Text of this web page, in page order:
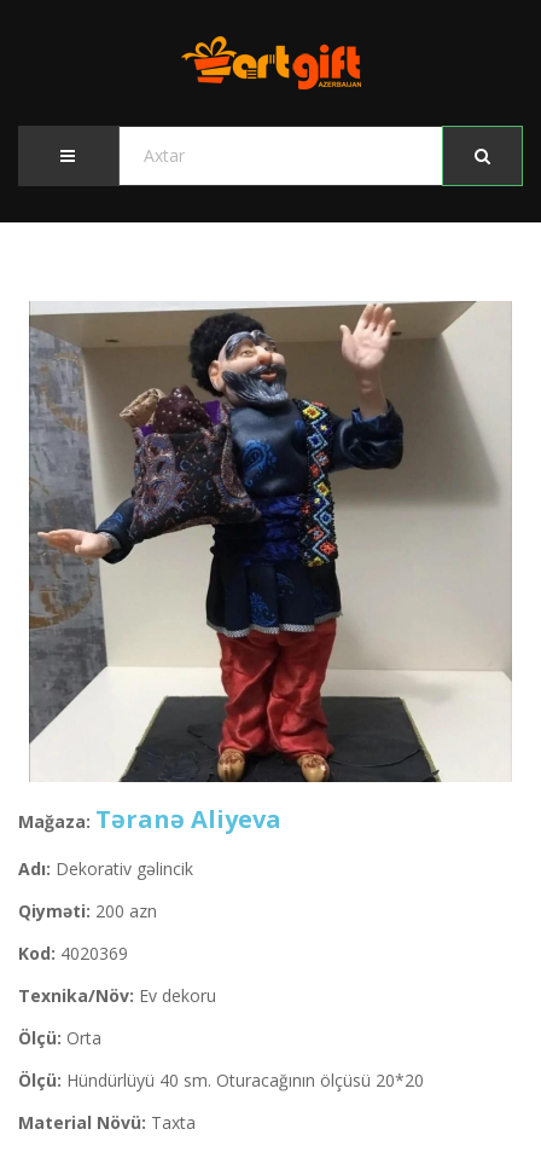
Mağaza: Təranə Aliyeva
Adı: Dekorativ gəlincik
Qiyməti: 200 azn
Kod: 4020369
Texnika/Növ: Ev dekoru
Ölçü: Orta
Ölçü: Hündürlüyü 40 sm. Oturacağının ölçüsü 20*20
Material Növü: Taxta